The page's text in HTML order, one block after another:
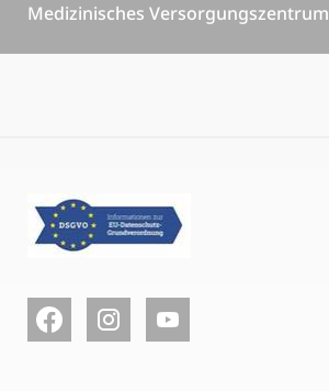
Medizinisches Versorgungszentrum